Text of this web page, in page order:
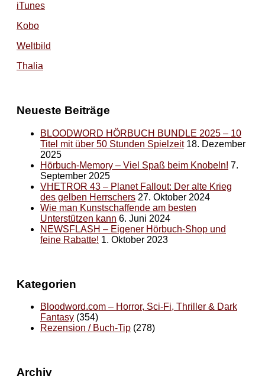
iTunes
Kobo
Weltbild
Thalia
Neueste Beiträge
BLOODWORD HÖRBUCH BUNDLE 2025 – 10
Titel mit über 50 Stunden Spielzeit 18. Dezember
2025
Hörbuch-Memory – Viel Spaß beim Knobeln! 7.
September 2025
VHETROR 43 – Planet Fallout: Der alte Krieg
des gelben Herrschers 27. Oktober 2024
Wie man Kunstschaffende am besten
Unterstützen kann 6. Juni 2024
NEWSFLASH – Eigener Hörbuch-Shop und
feine Rabatte! 1. Oktober 2023
Kategorien
Bloodword.com – Horror, Sci-Fi, Thriller & Dark
Fantasy (354)
Rezension / Buch-Tip (278)
Archiv